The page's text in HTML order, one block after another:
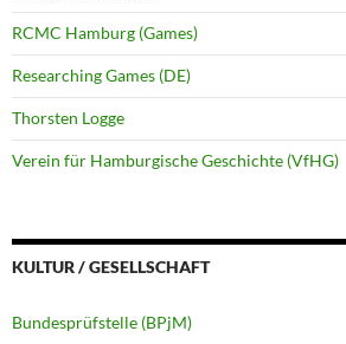
RCMC Hamburg (Games)
Researching Games (DE)
Thorsten Logge
Verein für Hamburgische Geschichte (VfHG)
KULTUR / GESELLSCHAFT
Bundesprüfstelle (BPjM)